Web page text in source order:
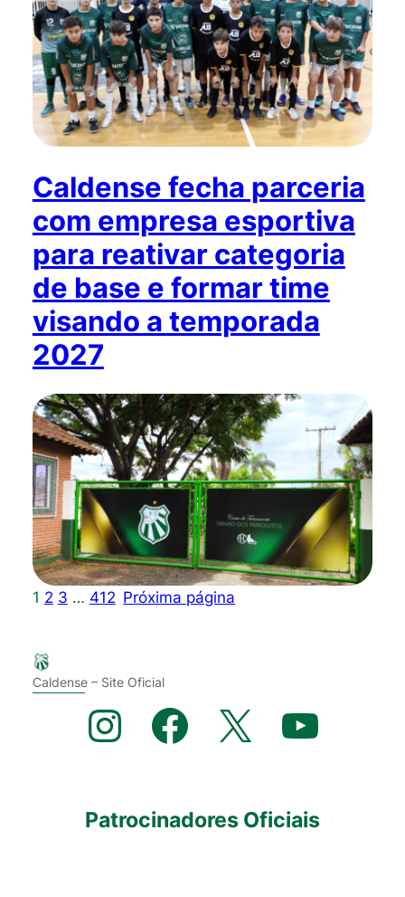
Caldense fecha parceria
com empresa esportiva
para reativar categoria
de base e formar time
visando a temporada
2027
1 2 3 … 412 Próxima página
Caldense – Site Oficial
Instagram Facebook X YouTube
Patrocinadores Oficiais